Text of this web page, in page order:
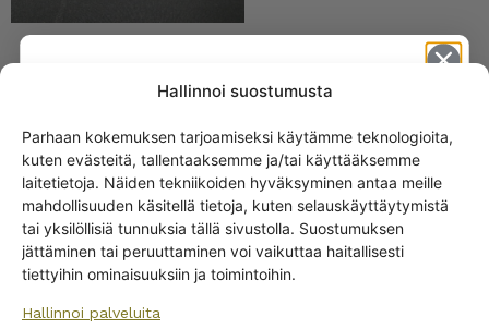
Hallinnoi suostumusta
Parhaan kokemuksen tarjoamiseksi käytämme teknologioita,
kuten evästeitä, tallentaaksemme ja/tai käyttääksemme
laitetietoja. Näiden tekniikoiden hyväksyminen antaa meille
mahdollisuuden käsitellä tietoja, kuten selauskäyttäytymistä
tai yksilöllisiä tunnuksia tällä sivustolla. Suostumuksen
jättäminen tai peruuttaminen voi vaikuttaa haitallisesti
tiettyihin ominaisuuksiin ja toimintoihin.
Hallinnoi palveluita
Iittala Paadar mehulasi
30 cl
Get -5%
off?
Yes! I want the discount